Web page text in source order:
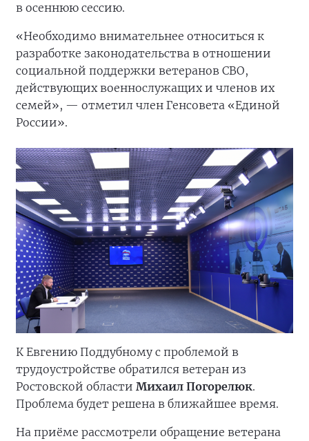
в осеннюю сессию.
«Необходимо внимательнее относиться к
разработке законодательства в отношении
социальной поддержки ветеранов СВО,
действующих военнослужащих и членов их
семей», — отметил член Генсовета «Единой
России».
К Евгению Поддубному с проблемой в
трудоустройстве обратился ветеран из
Ростовской области Михаил Погорелюк.
Проблема будет решена в ближайшее время.
На приёме рассмотрели обращение ветерана